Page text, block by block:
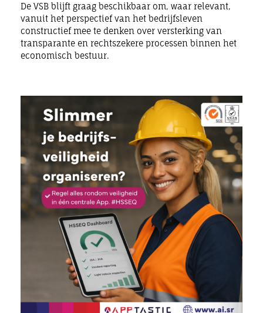
De VSB blijft graag beschikbaar om, waar relevant,
vanuit het perspectief van het bedrijfsleven
constructief mee te denken over versterking van
transparante en rechtszekere processen binnen het
economisch bestuur.